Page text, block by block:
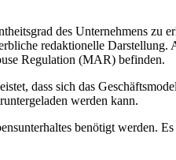
des Unternehmens zu
redaktionelle
Regulation (MAR) befinden.
dass sich das
werden kann.
benötigt werden.